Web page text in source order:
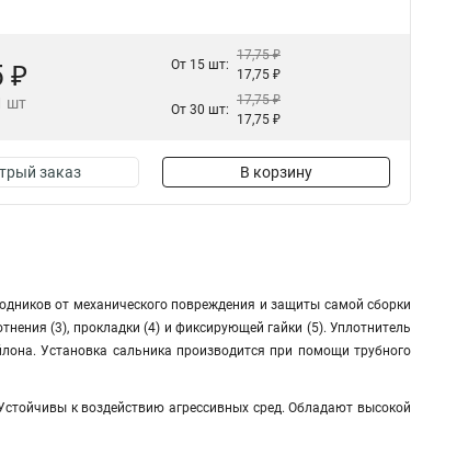
₽
шт
От 15 шт:
17,75 ₽
17,75 ₽
От 30 шт:
17,75 ₽
17,75 ₽
заказ В корзину
от механического повреждения и защиты самой сборки
(3), прокладки (4) и фиксирующей гайки (5). Уплотнитель
Установка сальника производится при помощи трубного
к воздействию агрессивных сред. Обладают высокой